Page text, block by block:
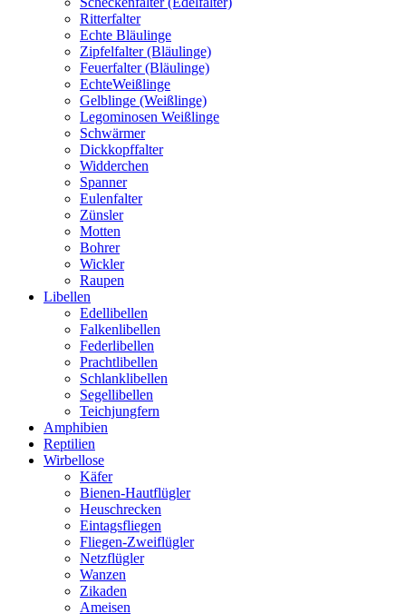
Ritterfalter
Echte Bläulinge
Zipfelfalter (Bläulinge)
Feuerfalter (Bläulinge)
EchteWeißlinge
Gelblinge (Weißlinge)
Legominosen Weißlinge
Schwärmer
Dickkopffalter
Widderchen
Spanner
Eulenfalter
Zünsler
Motten
Bohrer
Wickler
Raupen
Libellen
Edellibellen
Falkenlibellen
Federlibellen
Prachtlibellen
Schlanklibellen
Segellibellen
Teichjungfern
Amphibien
Reptilien
Wirbellose
Käfer
Bienen-Hautflügler
Heuschrecken
Eintagsfliegen
Fliegen-Zweiflügler
Netzflügler
Wanzen
Zikaden
Ameisen